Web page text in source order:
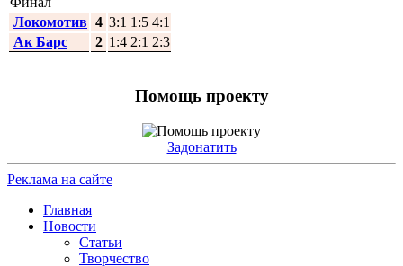
Локомотив 4 3:1 1:5 4:1
Ак Барс
2 1:4 2:1 2:3
Помощь проекту
Задонатить
Реклама на сайте
Главная
Новости
Статьи
Творчество